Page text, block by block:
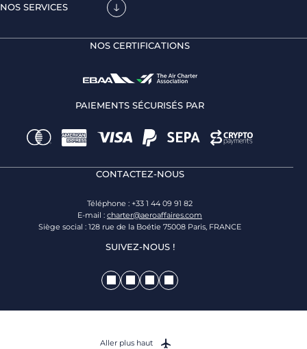
NOS SERVICES
NOS CERTIFICATIONS
PAIEMENTS SÉCURISÉS PAR
CONTACTEZ-NOUS
Téléphone : +33 1 44 09 91 82
E-mail : charter@aeroaffaires.com
Siège social : 128 rue de la Boétie 75008 Paris, FRANCE
SUIVEZ-NOUS !
Aller plus haut